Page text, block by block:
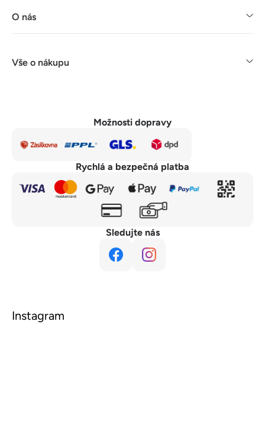
O nás
Vše o nákupu
Možnosti dopravy
Rychlá a bezpečná platba
Sledujte nás
Instagram